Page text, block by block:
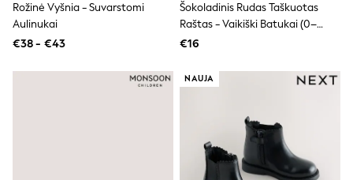
Dresses
Sliders
Linen Collection
Rožinė Vyšnia - Suvarstomi
Aulinukai
€38 - €43
Šokoladinis Rudas Taškuotas
Raštas - Vaikiški Batukai (0–
18mėn.)
€16
NAUJA